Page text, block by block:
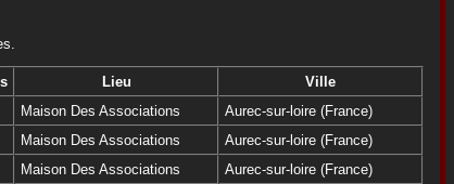
Lieu
Ville
Maison Des Associations
Aurec-sur-loire (France)
Maison Des Associations
Aurec-sur-loire (France)
Maison Des Associations
Aurec-sur-loire (France)